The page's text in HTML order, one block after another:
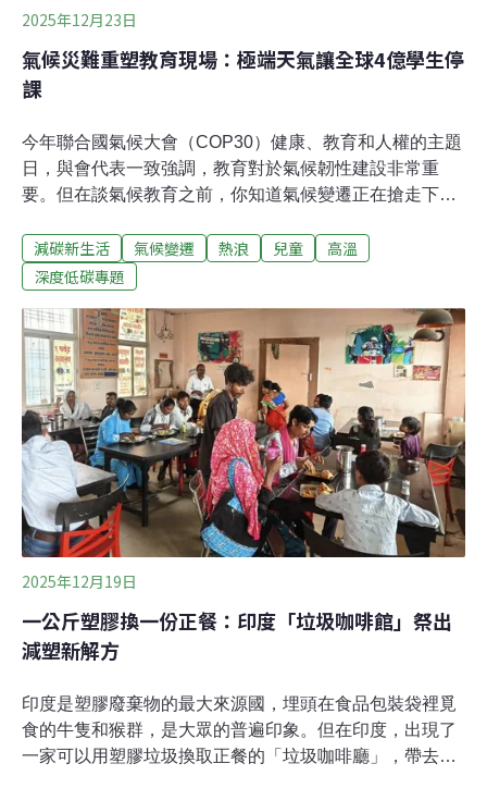
2025年12月23日
氣候災難重塑教育現場：極端天氣讓全球4億學生停
課
今年聯合國氣候大會（COP30）健康、教育和人權的主題
日，與會代表一致強調，教育對於氣候韌性建設非常重
要。但在談氣候教育之前，你知道氣候變遷正在搶走下一
學習機會，在許多低收入國家，停課已成常態。當下一代
的受教權正受到氣候變遷侵蝕，全球該如何應對？極端天
極端天氣事件帶來的災難不僅影響生態環境，還對社會各
層面造成深遠的影響，其中也包含教育系統。根據世界銀
行去（2024）年發布的報告，從2022年開始，全球有多達
4億名學生因極端天氣事件停課或無法正常上學，錯過學
習的機會。聯合國兒童基金會（UNICEF）指出，去年每
七名學生中，至少就有一人因氣候災害而中斷學業。在許
多低收入國家，如南蘇丹和印度，學校停課成為常態。極
端高溫是氣候變遷最直接的影響之一。救助兒童會（Save
the Children）指出
減碳新生活 氣候變遷 熱浪 兒童
高溫
深度低碳專題
2025年12月19日
一公斤塑膠換一份正餐：印度「垃圾咖啡館」祭出
減塑新解方
印度是塑膠廢棄物的最大來源國，埋頭在食品包裝袋裡覓
食的牛隻和猴群，是大眾的普遍印象。但在印度，出現了
一家可以用塑膠垃圾換取正餐的「垃圾咖啡廳」，帶去一